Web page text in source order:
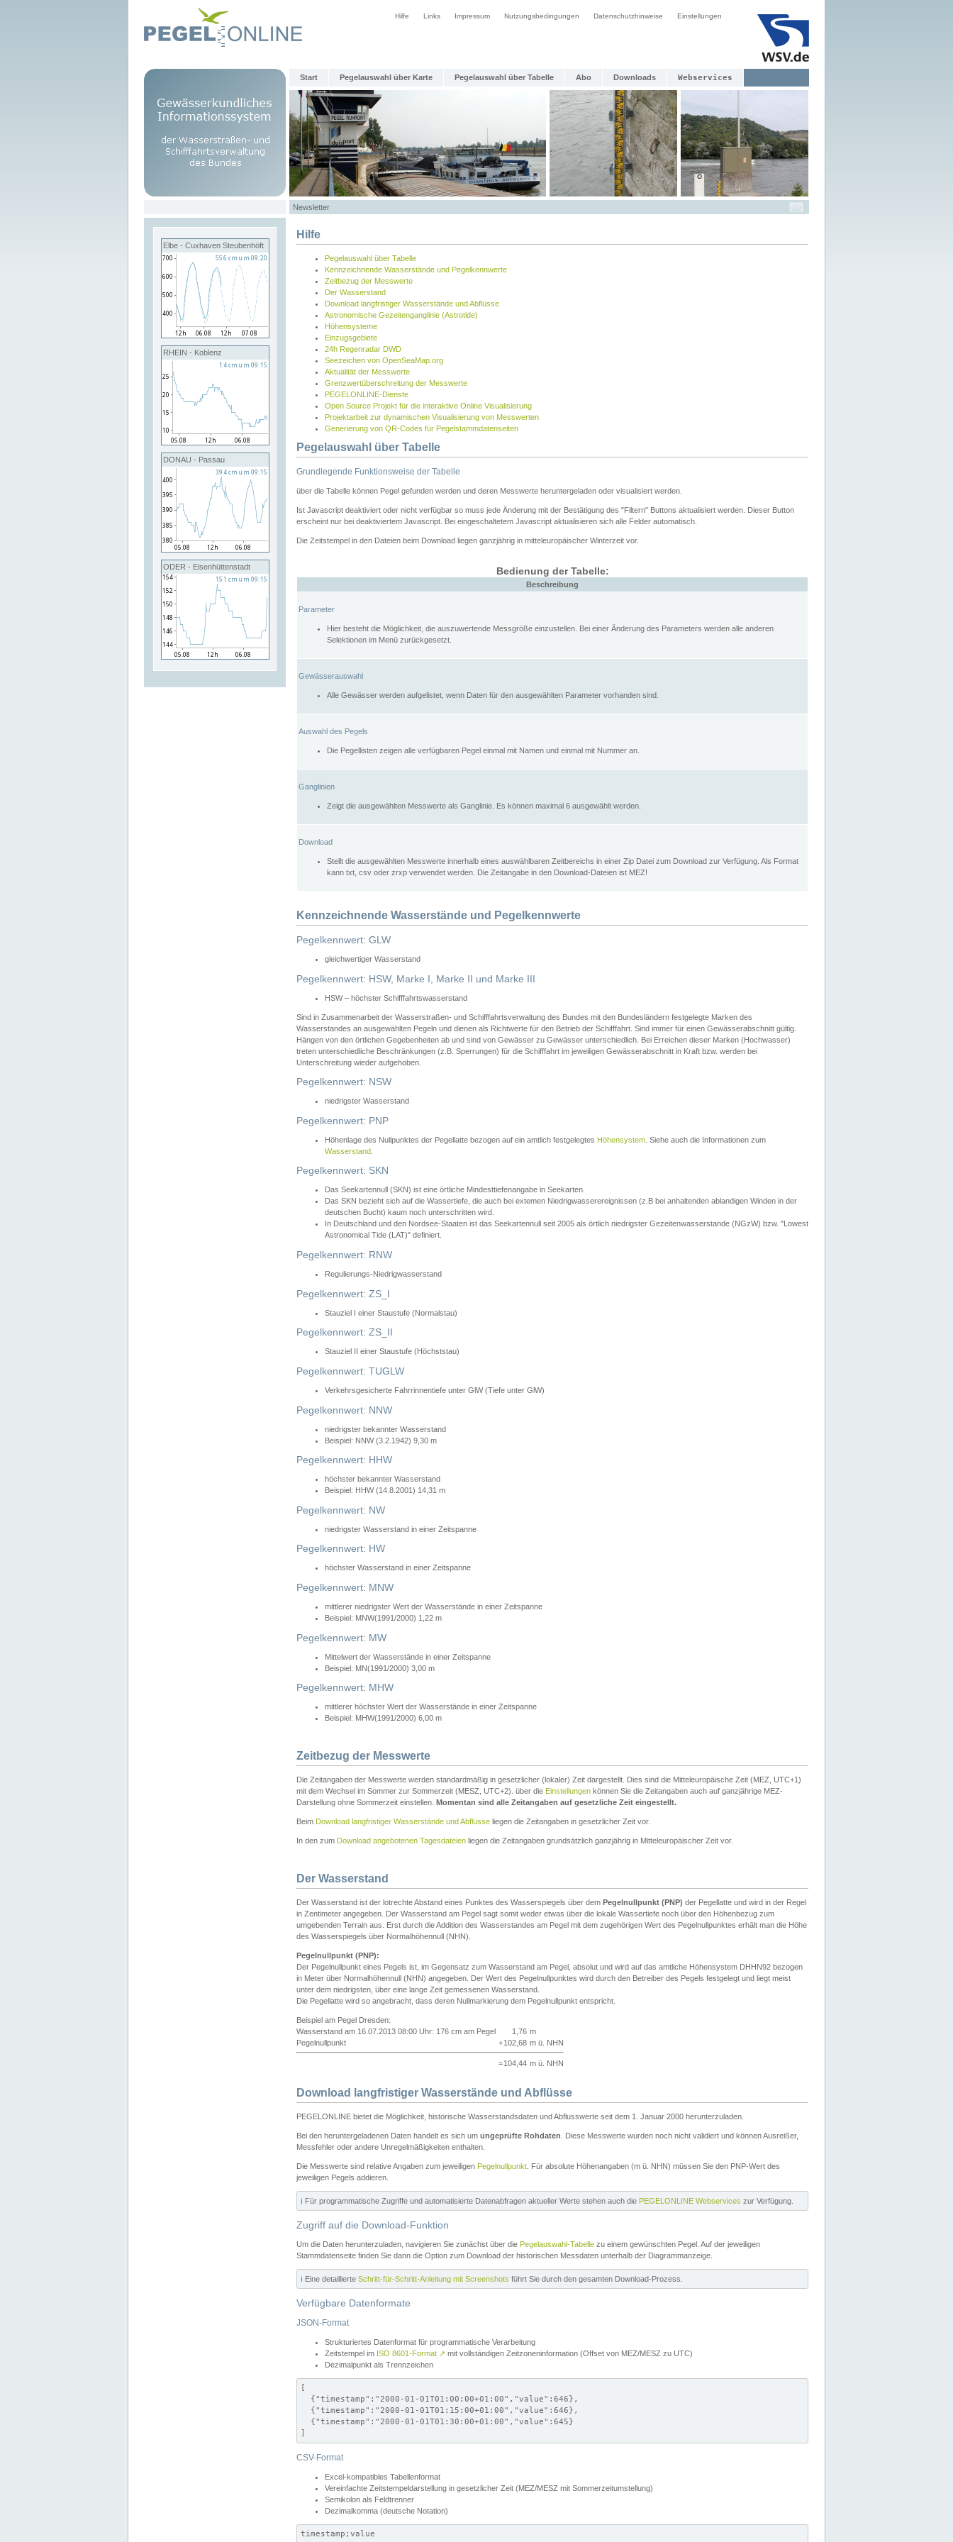
Hilfe Links Impressum Nutzungsbedingungen Datenschutzhinweise Einstellungen
Start Pegelauswahl über Karte Pegelauswahl über Tabelle Abo Downloads Webservices
Newsletter
Elbe - Cuxhaven Steubenhöft
RHEIN - Koblenz
DONAU - Passau
ODER - Eisenhüttenstadt
Hilfe
Pegelauswahl über Tabelle
Kennzeichnende Wasserstände und Pegelkennwerte
Zeitbezug der Messwerte
Der Wasserstand
Download langfristiger Wasserstände und Abflüsse
Astronomische Gezeitenganglinie (Astrotide)
Höhensysteme
Einzugsgebiete
24h Regenradar DWD
Seezeichen von OpenSeaMap.org
Aktualität der Messwerte
Grenzwertüberschreitung der Messwerte
PEGELONLINE-Dienste
Open Source Projekt für die interaktive Online Visualisierung
Projektarbeit zur dynamischen Visualisierung von Messwerten
Generierung von QR-Codes für Pegelstammdatenseiten
Pegelauswahl über Tabelle
Grundlegende Funktionsweise der Tabelle
über die Tabelle können Pegel gefunden werden und deren Messwerte heruntergeladen oder visualisiert werden.
Ist Javascript deaktiviert oder nicht verfügbar so muss jede Änderung mit der Bestätigung des "Filtern" Buttons aktualisiert werden. Dieser Button
erscheint nur bei deaktiviertem Javascript. Bei eingeschaltetem Javascript aktualisieren sich alle Felder automatisch.
Die Zeitstempel in den Dateien beim Download liegen ganzjährig in mitteleuropäischer Winterzeit vor.
Bedienung der Tabelle:
Beschreibung
Parameter
Hier besteht die Möglichkeit, die auszuwertende Messgröße einzustellen. Bei einer Änderung des Parameters werden alle anderen
Selektionen im Menü zurückgesetzt.
Gewässerauswahl
Alle Gewässer werden aufgelistet, wenn Daten für den ausgewählten Parameter vorhanden sind.
Auswahl des Pegels
Die Pegellisten zeigen alle verfügbaren Pegel einmal mit Namen und einmal mit Nummer an.
Ganglinien
Zeigt die ausgewählten Messwerte als Ganglinie. Es können maximal 6 ausgewählt werden.
Download
Stellt die ausgewählten Messwerte innerhalb eines auswählbaren Zeitbereichs in einer Zip Datei zum Download zur Verfügung. Als Format
kann txt, csv oder zrxp verwendet werden. Die Zeitangabe in den Download-Dateien ist MEZ!
Kennzeichnende Wasserstände und Pegelkennwerte
Pegelkennwert: GLW
gleichwertiger Wasserstand
Pegelkennwert: HSW, Marke I, Marke II und Marke III
HSW – höchster Schifffahrtswasserstand
Sind in Zusammenarbeit der Wasserstraßen- und Schifffahrtsverwaltung des Bundes mit den Bundesländern festgelegte Marken des
Wasserstandes an ausgewählten Pegeln und dienen als Richtwerte für den Betrieb der Schifffahrt. Sind immer für einen Gewässerabschnitt gültig.
Hängen von den örtlichen Gegebenheiten ab und sind von Gewässer zu Gewässer unterschiedlich. Bei Erreichen dieser Marken (Hochwasser)
treten unterschiedliche Beschränkungen (z.B. Sperrungen) für die Schifffahrt im jeweiligen Gewässerabschnitt in Kraft bzw. werden bei
Unterschreitung wieder aufgehoben.
Pegelkennwert: NSW
niedrigster Wasserstand
Pegelkennwert: PNP
Höhenlage des Nullpunktes der Pegellatte bezogen auf ein amtlich festgelegtes Höhensystem . Siehe auch die Informationen zum
Wasserstand
Pegelkennwert: SKN
Das Seekartennull (SKN) ist eine örtliche Mindesttiefenangabe in Seekarten.
Das SKN bezieht sich auf die Wassertiefe, die auch bei extemen Niedrigwasserereignissen (z.B bei anhaltenden ablandigen Winden in der
deutschen Bucht) kaum noch unterschritten wird.
In Deutschland und den Nordsee-Staaten ist das Seekartennull seit 2005 als örtlich niedrigster Gezeitenwasserstande (NGzW) bzw. "Lowest
Astronomical Tide (LAT)" definiert.
Pegelkennwert: RNW
Regulierungs-Niedrigwasserstand
Pegelkennwert: ZS_I
Stauziel I einer Staustufe (Normalstau)
Pegelkennwert: ZS_II
Stauziel II einer Staustufe (Höchststau)
Pegelkennwert: TUGLW
Verkehrsgesicherte Fahrrinnentiefe unter GlW (Tiefe unter GlW)
Pegelkennwert: NNW
niedrigster bekannter Wasserstand
Beispiel: NNW (3.2.1942) 9,30 m
Pegelkennwert: HHW
höchster bekannter Wasserstand
Beispiel: HHW (14.8.2001) 14,31 m
Pegelkennwert: NW
niedrigster Wasserstand in einer Zeitspanne
Pegelkennwert: HW
höchster Wasserstand in einer Zeitspanne
Pegelkennwert: MNW
mittlerer niedrigster Wert der Wasserstände in einer Zeitspanne
Beispiel: MNW(1991/2000) 1,22 m
Pegelkennwert: MW
Mittelwert der Wasserstände in einer Zeitspanne
Beispiel: MN(1991/2000) 3,00 m
Pegelkennwert: MHW
mittlerer höchster Wert der Wasserstände in einer Zeitspanne
Beispiel: MHW(1991/2000) 6,00 m
Zeitbezug der Messwerte
Die Zeitangaben der Messwerte werden standardmäßig in gesetzlicher (lokaler) Zeit dargestellt. Dies sind die Mitteleuropäische Zeit (MEZ, UTC+1)
mit dem Wechsel im Sommer zur Sommerzeit (MESZ, UTC+2). über die Einstellungen können Sie die Zeitangaben auch auf ganzjährige MEZ-
Darstellung ohne Sommerzeit einstellen. Momentan sind alle Zeitangaben auf gesetzliche Zeit eingestellt.
Beim Download langfristiger Wasserstände und Abflüsse liegen die Zeitangaben in gesetzlicher Zeit vor.
In den zum Download angebotenen Tagesdateien liegen die Zeitangaben grundsätzlich ganzjährig in Mitteleuropäischer Zeit vor.
Der Wasserstand
Der Wasserstand ist der lotrechte Abstand eines Punktes des Wasserspiegels über dem Pegelnullpunkt (PNP) der Pegellatte und wird in der Regel
in Zentimeter angegeben. Der Wasserstand am Pegel sagt somit weder etwas über die lokale Wassertiefe noch über den Höhenbezug zum
umgebenden Terrain aus. Erst durch die Addition des Wasserstandes am Pegel mit dem zugehörigen Wert des Pegelnullpunktes erhält man die Höhe
des Wasserspiegels über Normalhöhennull (NHN).
Pegelnullpunkt (PNP):
Der Pegelnullpunkt eines Pegels ist, im Gegensatz zum Wasserstand am Pegel, absolut und wird auf das amtliche Höhensystem DHHN92 bezogen
in Meter über Normalhöhennull (NHN) angegeben. Der Wert des Pegelnullpunktes wird durch den Betreiber des Pegels festgelegt und liegt meist
unter dem niedrigsten, über eine lange Zeit gemessenen Wasserstand.
Die Pegellatte wird so angebracht, dass deren Nullmarkierung dem Pegelnullpunkt entspricht.
Beispiel am Pegel Dresden:
Wasserstand am 16.07.2013 08:00 Uhr: 176 cm am Pegel
1,76 m
Pegelnullpunkt
+102,68 m ü. NHN
=104,44 m ü. NHN
Download langfristiger Wasserstände und Abflüsse
PEGELONLINE bietet die Möglichkeit, historische Wasserstandsdaten und Abflusswerte seit dem 1. Januar 2000 herunterzuladen.
Bei den heruntergeladenen Daten handelt es sich um ungeprüfte Rohdaten . Diese Messwerte wurden noch nicht validiert und können Ausreißer,
Messfehler oder andere Unregelmäßigkeiten enthalten.
Die Messwerte sind relative Angaben zum jeweiligen Pegelnullpunkt . Für absolute Höhenangaben (m ü. NHN) müssen Sie den PNP-Wert des
jeweiligen Pegels addieren.
ℹ️ Für programmatische Zugriffe und automatisierte Datenabfragen aktueller Werte stehen auch die PEGELONLINE Webservices zur Verfügung.
Zugriff auf die Download-Funktion
Um die Daten herunterzuladen, navigieren Sie zunächst über die Pegelauswahl-Tabelle zu einem gewünschten Pegel. Auf der jeweiligen
Stammdatenseite finden Sie dann die Option zum Download der historischen Messdaten unterhalb der Diagrammanzeige.
ℹ️ Eine detaillierte Schritt-für-Schritt-Anleitung mit Screenshots führt Sie durch den gesamten Download-Prozess.
Verfügbare Datenformate
JSON-Format
Strukturiertes Datenformat für programmatische Verarbeitung
Zeitstempel im ISO 8601-Format ↗ mit vollständigen Zeitzoneninformation (Offset von MEZ/MESZ zu UTC)
Dezimalpunkt als Trennzeichen
[
  {"timestamp":"2000-01-01T01:00:00+01:00","value":646},
  {"timestamp":"2000-01-01T01:15:00+01:00","value":646},
  {"timestamp":"2000-01-01T01:30:00+01:00","value":645}
]
CSV-Format
Excel-kompatibles Tabellenformat
Vereinfachte Zeitstempeldarstellung in gesetzlicher Zeit (MEZ/MESZ mit Sommerzeitumstellung)
Semikolon als Feldtrenner
Dezimalkomma (deutsche Notation)
timestamp;value